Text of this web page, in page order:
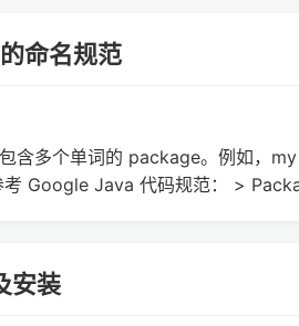
命名规范
含多个单词的 package。例如，
考 Google Java 代码规范： >
安装